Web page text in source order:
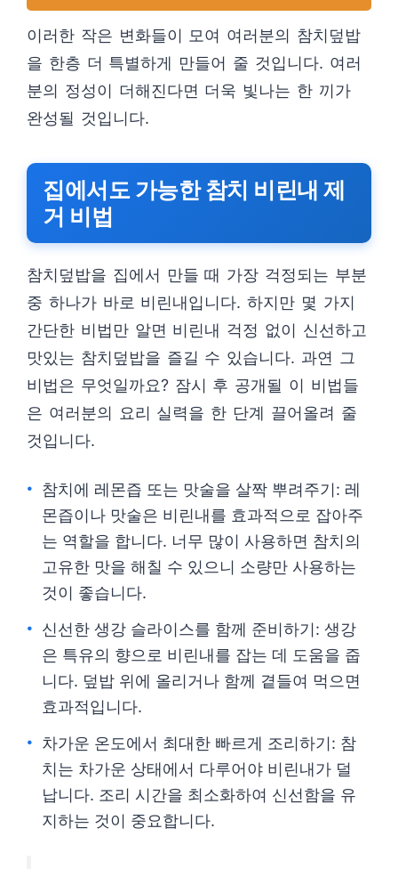
이러한 작은 변화들이 모여 여러분의 참치덮밥
을 한층 더 특별하게 만들어 줄 것입니다. 여러
분의 정성이 더해진다면 더욱 빛나는 한 끼가
완성될 것입니다.
집에서도 가능한 참치 비린내 제
거 비법
참치덮밥을 집에서 만들 때 가장 걱정되는 부분
중 하나가 바로 비린내입니다. 하지만 몇 가지
간단한 비법만 알면 비린내 걱정 없이 신선하고
맛있는 참치덮밥을 즐길 수 있습니다. 과연 그
비법은 무엇일까요? 잠시 후 공개될 이 비법들
은 여러분의 요리 실력을 한 단계 끌어올려 줄
것입니다.
참치에 레몬즙 또는 맛술을 살짝 뿌려주기: 레
몬즙이나 맛술은 비린내를 효과적으로 잡아주
는 역할을 합니다. 너무 많이 사용하면 참치의
고유한 맛을 해칠 수 있으니 소량만 사용하는
것이 좋습니다.
신선한 생강 슬라이스를 함께 준비하기: 생강
은 특유의 향으로 비린내를 잡는 데 도움을 줍
니다. 덮밥 위에 올리거나 함께 곁들여 먹으면
효과적입니다.
차가운 온도에서 최대한 빠르게 조리하기: 참
치는 차가운 상태에서 다루어야 비린내가 덜
납니다. 조리 시간을 최소화하여 신선함을 유
지하는 것이 중요합니다.